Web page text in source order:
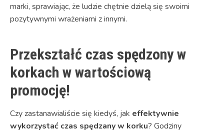
marki, sprawiając, że ludzie chętnie dzielą się swoimi
pozytywnymi wrażeniami z innymi.
Przekształć czas spędzony w
korkach w wartościową
promocję!
Czy zastanawialiście się kiedyś, jak effektywnie
wykorzystać czas spędzany w korku? Godziny